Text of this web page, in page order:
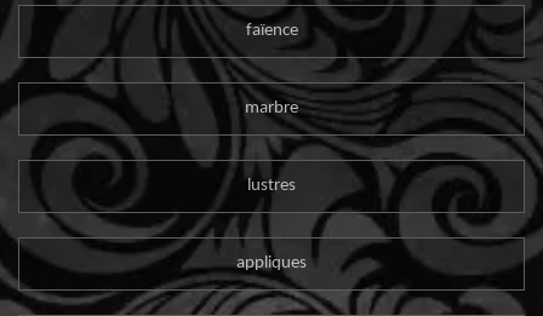
faïence
marbre
lustres
appliques